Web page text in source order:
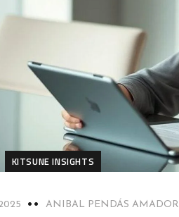
KITSUNE INSIGHTS
ANIBAL PENDÁS AMADOR